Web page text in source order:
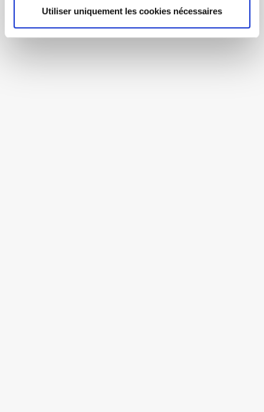
Utiliser uniquement les cookies nécessaires